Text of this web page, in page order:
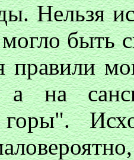
Нельзя
быть
правили
а на